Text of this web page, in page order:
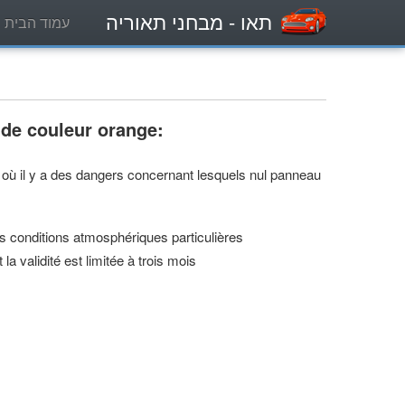
תאו - מבחני תאוריה עמוד הבית
couleur orange:
il y a des dangers concernant lesquels nul panneau
conditions atmosphériques particulières
validité est limitée à trois mois